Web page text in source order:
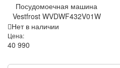
Посудомоечная машина
Vestfrost WVDWF432V01W
Нет в наличии
Цена:
40 990